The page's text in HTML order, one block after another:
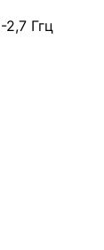
Ггц